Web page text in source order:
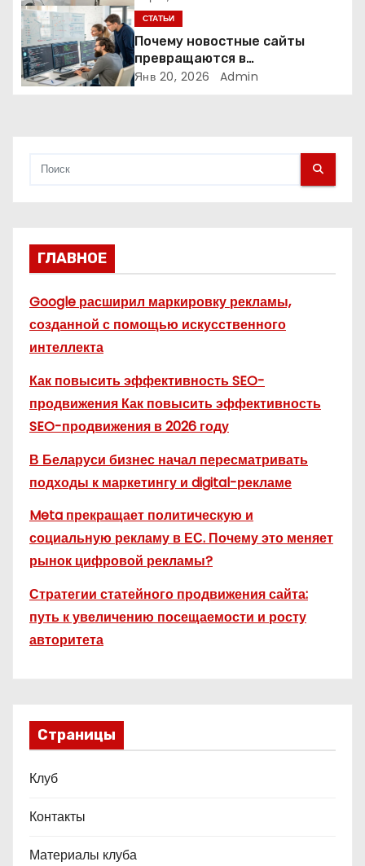
п
и
с
СТАТЬИ
Почему новостные сайты
превращаются в
аналитические платформы
Янв 20, 2026 Admin
ГЛАВНОЕ
Google расширил маркировку рекламы,
созданной с помощью искусственного
интеллекта
Как повысить эффективность SEO-
продвижения Как повысить эффективность
SEO-продвижения в 2026 году
В Беларуси бизнес начал пересматривать
подходы к маркетингу и digital-рекламе
Meta прекращает политическую и
социальную рекламу в ЕС. Почему это меняет
рынок цифровой рекламы?
Стратегии статейного продвижения сайта:
путь к увеличению посещаемости и росту
авторитета
Страницы
Клуб
Контакты
Материалы клуба